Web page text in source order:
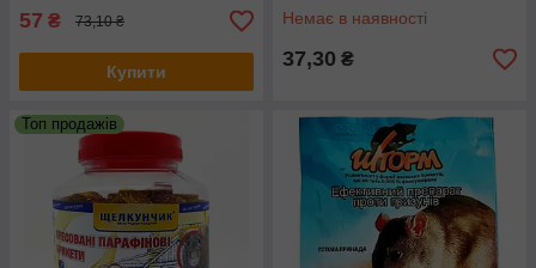
57 ₴ 73,10 ₴
Купити
Немає в наявності
37,30 ₴
Топ продажів